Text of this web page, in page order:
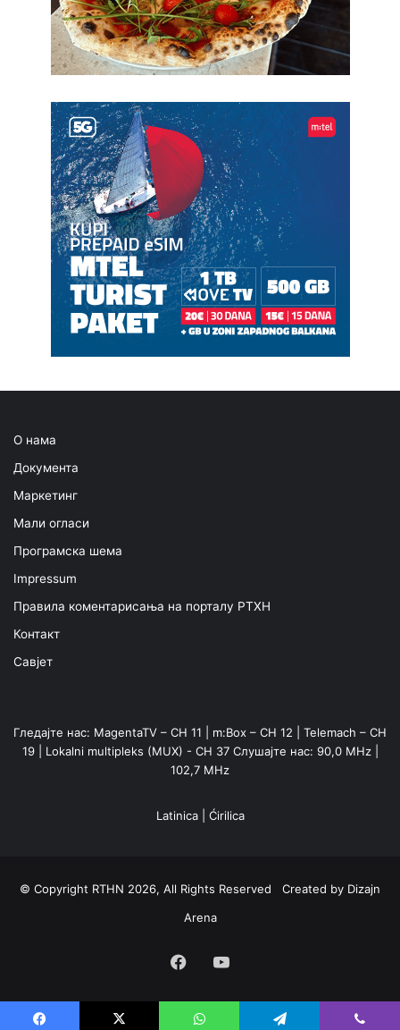
О нама
Документа
Маркетинг
Мали огласи
Програмска шема
Impressum
Правила коментарисања на порталу РТХН
Контакт
Савјет
Гледајте нас: MagentaTV – CH 11 | m:Box – CH 12 | Telemach – CH
19 | Lokalni multipleks (MUX) - CH 37 Слушајте нас: 90,0 MHz |
102,7 MHz
Latinica| Ćirilica
© Copyright RTHN 2026, All Rights Reserved Created by Dizajn
Arena
Facebook